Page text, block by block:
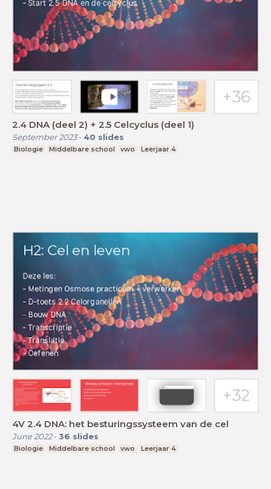
2.4 DNA (deel 2) + 2.5 Celcyclus (deel 1)
September 2023- 40 slides
Biologie Middelbare school vwo Leerjaar 4
4V 2.4 DNA: het besturingssysteem van de cel
June 2022- 36 slides
Biologie Middelbare school vwo Leerjaar 4